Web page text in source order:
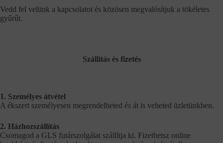
Vedd fel velünk a kapcsolatot és közösen megvalósítjuk a tökéletes
gyűrűt.
Szállítás és fizetés
1. Személyes átvétel
A ékszert személyesen megrendelheted és át is veheted üzletünkben.
2. Házhozszállítás
Csomagod a GLS futárszolgálat szállítja ki. Fizethetsz online